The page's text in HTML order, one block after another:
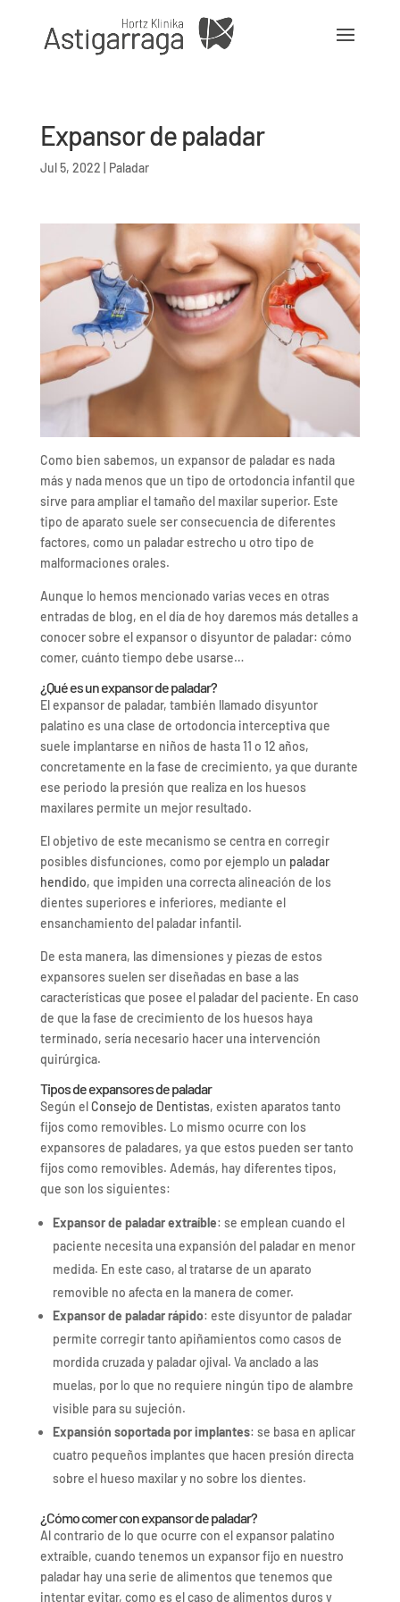
Expansor de paladar
Jul 5, 2022 Paladar
Como bien sabemos, un expansor de paladar es nada
más y nada menos que un tipo de ortodoncia infantil que
sirve para ampliar el tamaño del maxilar superior. Este
tipo de aparato suele ser consecuencia de diferentes
factores, como un paladar estrecho u otro tipo de
malformaciones orales.
Aunque lo hemos mencionado varias veces en otras
entradas de blog, en el día de hoy daremos más detalles a
conocer sobre el expansor o disyuntor de paladar: cómo
comer, cuánto tiempo debe usarse…
¿Qué es un expansor de paladar?
El expansor de paladar, también llamado disyuntor
palatino es una clase de ortodoncia interceptiva que
suele implantarse en niños de hasta 11 o 12 años,
concretamente en la fase de crecimiento, ya que durante
ese periodo la presión que realiza en los huesos
maxilares permite un mejor resultado.
El objetivo de este mecanismo se centra en corregir
posibles disfunciones, como por ejemplo un paladar
hendido, que impiden una correcta alineación de los
dientes superiores e inferiores, mediante el
ensanchamiento del paladar infantil.
De esta manera, las dimensiones y piezas de estos
expansores suelen ser diseñadas en base a las
características que posee el paladar del paciente. En caso
de que la fase de crecimiento de los huesos haya
terminado, sería necesario hacer una intervención
quirúrgica.
Tipos de expansores de paladar
Según el Consejo de Dentistas, existen aparatos tanto
fijos como removibles. Lo mismo ocurre con los
expansores de paladares, ya que estos pueden ser tanto
fijos como removibles. Además, hay diferentes tipos,
que son los siguientes:
Expansor de paladar extraíble: se emplean cuando el
paciente necesita una expansión del paladar en menor
medida. En este caso, al tratarse de un aparato
removible no afecta en la manera de comer.
Expansor de paladar rápido: este disyuntor de paladar
permite corregir tanto apiñamientos como casos de
mordida cruzada y paladar ojival. Va anclado a las
muelas, por lo que no requiere ningún tipo de alambre
visible para su sujeción.
Expansión soportada por implantes: se basa en aplicar
cuatro pequeños implantes que hacen presión directa
sobre el hueso maxilar y no sobre los dientes.
¿Cómo comer con expansor de paladar?
Al contrario de lo que ocurre con el expansor palatino
extraíble, cuando tenemos un expansor fijo en nuestro
paladar hay una serie de alimentos que tenemos que
intentar evitar, como es el caso de alimentos duros y